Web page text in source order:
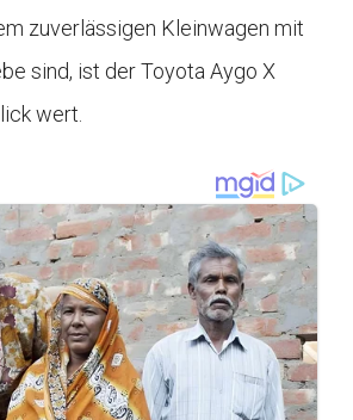
zuverlässigen Kleinwagen mit
sind, ist der Toyota Aygo X
wert.